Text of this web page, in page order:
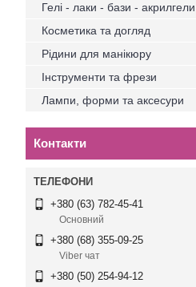
Гелі - лаки - бази - акрилгели
Косметика та догляд
Рідини для манікюру
Інструменти та фрези
Лампи, форми та аксесури
Контакти
+380 (63) 782-45-41
Основний
+380 (68) 355-09-25
Viber чат
+380 (50) 254-94-12